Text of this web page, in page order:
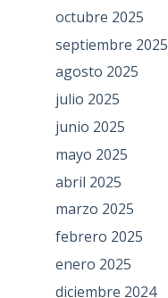
octubre 2025
septiembre 2025
agosto 2025
julio 2025
junio 2025
mayo 2025
abril 2025
marzo 2025
febrero 2025
enero 2025
diciembre 2024